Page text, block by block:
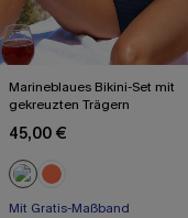
Marineblaues Bikini-Set mit
gekreuzten Trägern
45,00 €
Mit Gratis-Maßband